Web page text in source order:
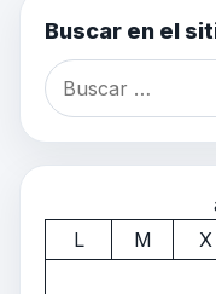
Buscar en el
L
M X